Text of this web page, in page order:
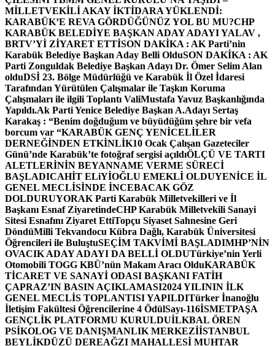
MİLLETVEKİLİ AKAY İKTİDARA YÜKLENDİ:
KARABÜK’E REVA GÖRDÜĞÜNÜZ YOL BU MU?CHP
KARABÜK BELEDİYE BAŞKAN ADAY ADAYI YALAV ,
BRTV’Yİ ZİYARET ETTİSON DAKİKA : AK Parti’nin
Karabük Belediye Başkan Aday Belli OlduSON DAKİKA : AK
Parti Zonguldak Belediye Başkan Adayı Dr. Ömer Selim Alan
olduDSİ 23. Bölge Müdürlüğü ve Karabük İl Özel İdaresi
Tarafından Yürütülen Çalışmalar ile Taşkın Koruma
Çalışmaları ile ilgili Toplantı ValiMustafa Yavuz Başkanlığında
Yapıldı.Ak Parti Yenice Belediye Başkan A.Adayı Sertaş
Karakaş : “Benim doğduğum ve büyüdüğüm şehre bir vefa
borcum var “KARABÜK GENÇ YENİCELİLER
DERNEĞİNDEN ETKİNLİK10 Ocak Çalışan Gazeteciler
Günü’nde Karabük’te fotoğraf sergisi açıldıÖLÇÜ VE TARTI
ALETLERİNİN BEYANNAME VERME SÜRECİ
BAŞLADICAHİT ELiYİOĞLU EMEKLİ OLDUYENİCE İL
GENEL MECLİSİNDE İNCEBACAK GÖZ
DOLDURUYORAK Parti Karabük Milletvekilleri ve İl
Başkanı Esnaf ZiyaretindeCHP Karabük Milletvekili Sanayi
Sitesi Esnafını Ziyaret EttiTopçu Siyaset Sahnesine Geri
DöndüMilli Tekvandocu Kübra Dağlı, Karabük Üniversitesi
Öğrencileri ile BuluştuSEÇİM TAKVİMİ BAŞLADIMHP’NİN
OVACIK ADAY ADAYI DA BELLİ OLDUTürkiye’nin Yerli
Otomobili TOGG KBÜ’nün Makam Aracı OlduKARABÜK
TİCARET VE SANAYİ ODASI BAŞKANI FATİH
ÇAPRAZ’IN BASIN AÇIKLAMASI2024 YILININ İLK
GENEL MECLİS TOPLANTISI YAPILDITürker İnanoğlu
İletişim Fakültesi Öğrencilerine 4 ÖdülSayı-116İSMETPAŞA
GENÇLİK PLATFORMU KURULDUİLKBAL ÖREN
PSİKOLOG VE DANIŞMANLIK MERKEZİİSTANBUL
BEYLİKDÜZÜ DEREAĞZI MAHALLESİ MUHTAR